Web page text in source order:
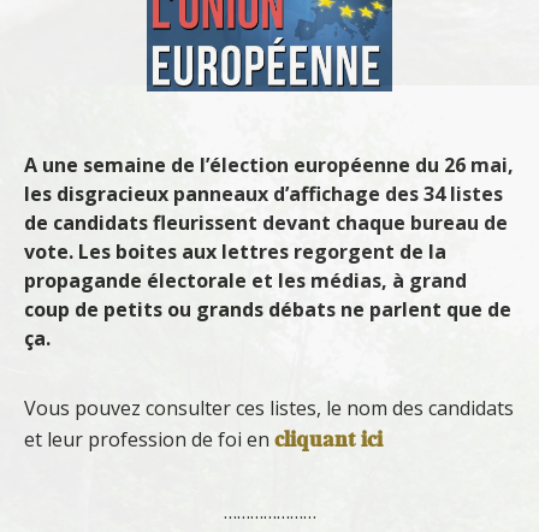
A une semaine de l’élection européenne du 26 mai,
les disgracieux panneaux d’affichage des 34 listes
de candidats fleurissent devant chaque bureau de
vote. Les boites aux lettres regorgent de la
propagande électorale et les médias, à grand
coup de petits ou grands débats ne parlent que de
ça.
Vous pouvez consulter ces listes, le nom des candidats
et leur profession de foi en cliquant ici
…………………